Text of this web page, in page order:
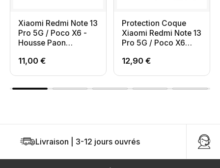
Xiaomi Redmi Note 13
Pro 5G / Poco X6 -
Housse Paon
11,00 €
Protection Coque
Xiaomi Redmi Note 13
Pro 5G / Poco X6
12,90 €
Livraison | 3-12 jours ouvrés